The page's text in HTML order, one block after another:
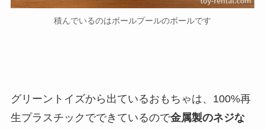
積んでいるのはボールプールのボールです
グリーントイズから出ているおもちゃは、100%再
生プラスチックでできているので金属製のネジな